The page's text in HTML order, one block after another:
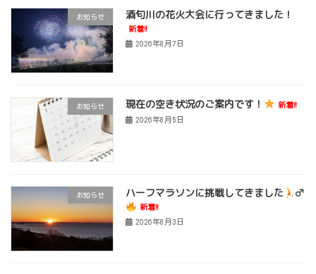
お知らせ 酒匂川の花火大会に行ってきました！
新着!!
2026年8月7日
お知らせ 現在の空き状況のご案内です！ 新着!!
2026年8月5日
お知らせ ハーフマラソンに挑戦してきました ‍♂
新着!!
2026年8月3日